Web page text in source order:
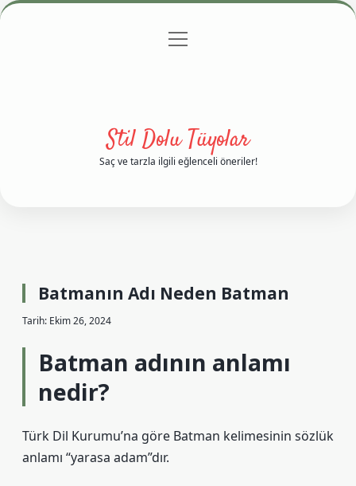
Gizlilik Politikası
menüyü
Stil Dolu Tüyolar
Saç ve tarzla ilgili eğlenceli öneriler!
Batmanın Adı Neden Batman
Tarih: Ekim 26, 2024
Batman adının anlamı
nedir?
Türk Dil Kurumu’na göre Batman kelimesinin sözlük
anlamı “yarasa adam”dır.